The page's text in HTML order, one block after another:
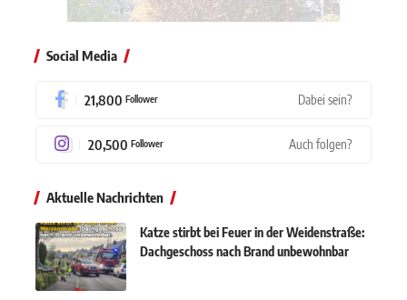
Social Media
21,800 Follower Dabei sein?
20,500 Follower Auch folgen?
Aktuelle Nachrichten
Katze stirbt bei Feuer in der Weidenstraße:
Dachgeschoss nach Brand unbewohnbar